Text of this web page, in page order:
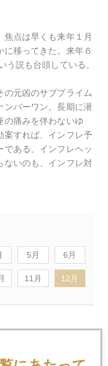
焦点は早くも来年１月
に移ってきた。来年６
う説も台頭している。
元凶のサブプライム
ンバーワン。長期に潜
の痛みを伴わないゆ
案すれば、インフレ予
である。インフレヘッ
ないのも、インフレ対
5月 6月
11月 12月